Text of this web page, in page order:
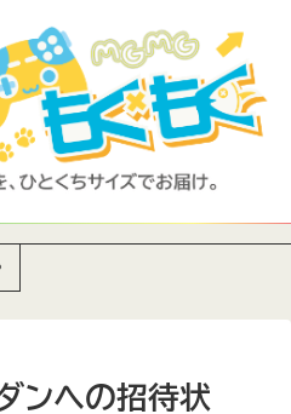
ンへの招待状